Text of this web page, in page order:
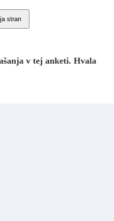
v tej anketi. Hvala